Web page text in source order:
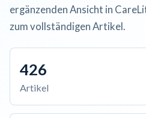
ergänzenden Ansicht in
zum vollständigen Artikel.
426
Artikel